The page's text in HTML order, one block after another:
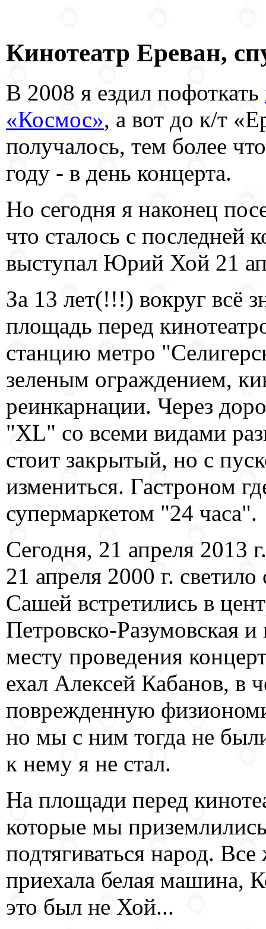
Кинотеатр Ереван,
В 2008 я ездил пофоткать
«Космос», а вот до к/т
получалось, тем более
году - в день концерта.
Но сегодня я наконец
что сталось с последней
выступал Юрий Хой 21
За 13 лет(!!!) вокруг всё
площадь перед
станцию метро
зеленым ограждением,
реинкарнации. Через
"XL" со всеми видами
стоит закрытый, но с
измениться. Гастроном
супермаркетом "24 часа".
Сегодня, 21 апреля 2013
21 апреля 2000 г.
Сашей встретились в
Петровско-Разумовская
месту проведения
ехал Алексей Кабанов, в
поврежденную
но мы с ним тогда не
к нему я не стал.
На площади перед
которые мы
подтягиваться народ.
приехала белая машина,
это был не Хой...